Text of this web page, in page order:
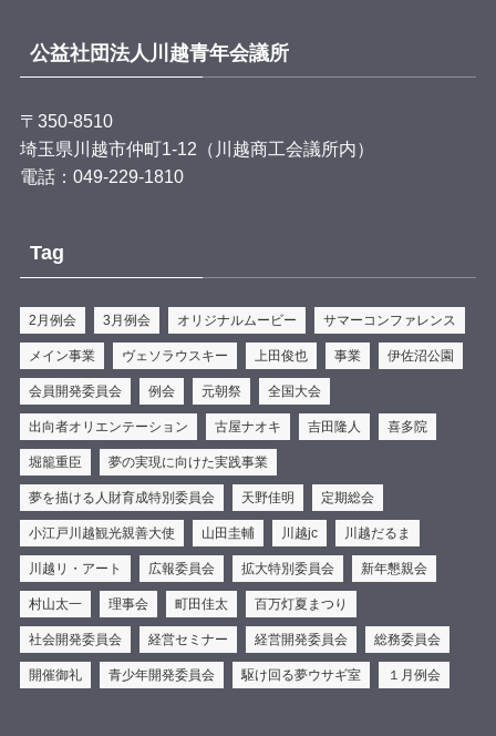
みんなでシュラスコとパステウを作って、
一緒に作って、
一緒に食べて、
「違いを力に。仲間と作る最高のゴール！」
#...もっと見る
写真
View on Facebook Share
時の鐘マン（公社）川越青年会議所
AYANOKA.
2 days ago
.
／
Relay for Legacy 第７弾🎊
＼
皆さん、こんにちは✨時の鐘マンだ🦸‍♂️
公益社団法人川越青年会議所
〒350-8510
埼玉県川越市仲町1-12（川越商工会議所内）
電話：049-229-1810
Tag
2月例会 3月例会 オリジナルムービー サマーコンファレンス
メイン事業 ヴェソラウスキー 上田俊也 事業 伊佐沼公園
会員開発委員会 例会 元朝祭 全国大会
出向者オリエンテーション 古屋ナオキ 吉田隆人 喜多院
堀籠重臣 夢の実現に向けた実践事業
夢を描ける人財育成特別委員会 天野佳明 定期総会
小江戸川越観光親善大使 山田圭輔 川越jc 川越だるま
川越リ・アート 広報委員会 拡大特別委員会 新年懇親会
村山太一 理事会 町田佳太 百万灯夏まつり
社会開発委員会 経営セミナー 経営開発委員会 総務委員会
開催御礼 青少年開発委員会 駆け回る夢ウサギ室 １月例会